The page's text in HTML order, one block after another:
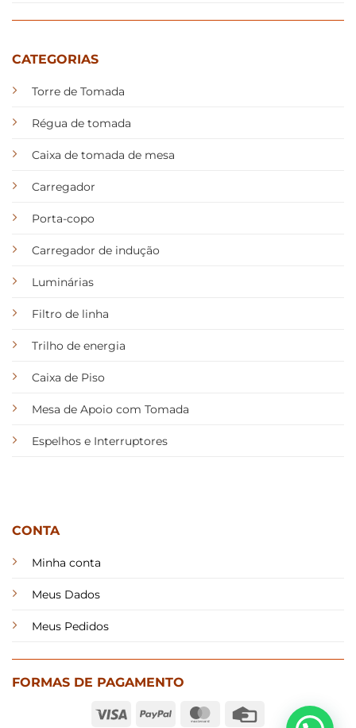
CATEGORIAS
Torre de Tomada
Régua de tomada
Caixa de tomada de mesa
Carregador
Porta-copo
Carregador de indução
Luminárias
Filtro de linha
Trilho de energia
Caixa de Piso
Mesa de Apoio com Tomada
Espelhos e Interruptores
CONTA
Minha conta
Meus Dados
Meus Pedidos
FORMAS DE PAGAMENTO
Visa
PayPal MasterCardCredit